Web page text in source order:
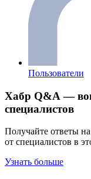
Пользователи
Хабр Q&A —
специалистов
Получайте ответы
от специалистов в
Узнать больше